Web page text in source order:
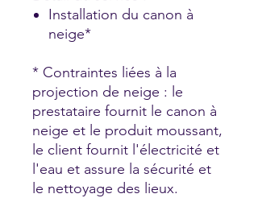
Installation du canon à
neige*
* Contraintes liées à la
projection de neige : le
prestataire fournit le canon à
neige et le produit moussant,
le client fournit l'électricité et
l'eau et assure la sécurité et
le nettoyage des lieux.